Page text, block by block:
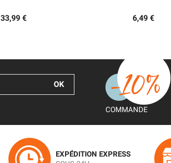
33,99 € 6,49 €
COMMANDE
EXPÉDITION EXPRESS